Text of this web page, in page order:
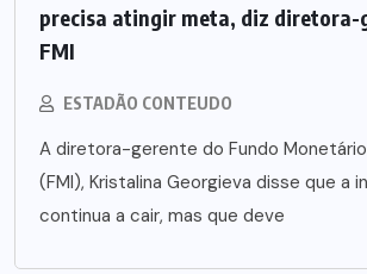
precisa atingir meta, diz diretora-
FMI
ESTADÃO CONTEUDO
A diretora-gerente do Fundo
(FMI), Kristalina Georgieva disse que a
continua a cair, mas que deve